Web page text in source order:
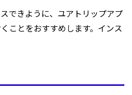
できように、ユアトリップアプ
ことをおすすめします。インス